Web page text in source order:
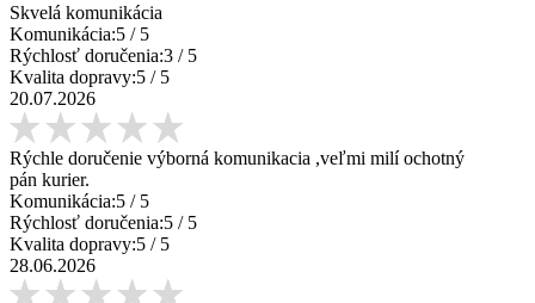
Skvelá komunikácia
Komunikácia:5 / 5
Rýchlosť doručenia:3 / 5
Kvalita dopravy:5 / 5
20.07.2026
Rýchle doručenie výborná komunikacia ,veľmi milí ochotný
pán kurier.
Komunikácia:5 / 5
Rýchlosť doručenia:5 / 5
Kvalita dopravy:5 / 5
28.06.2026